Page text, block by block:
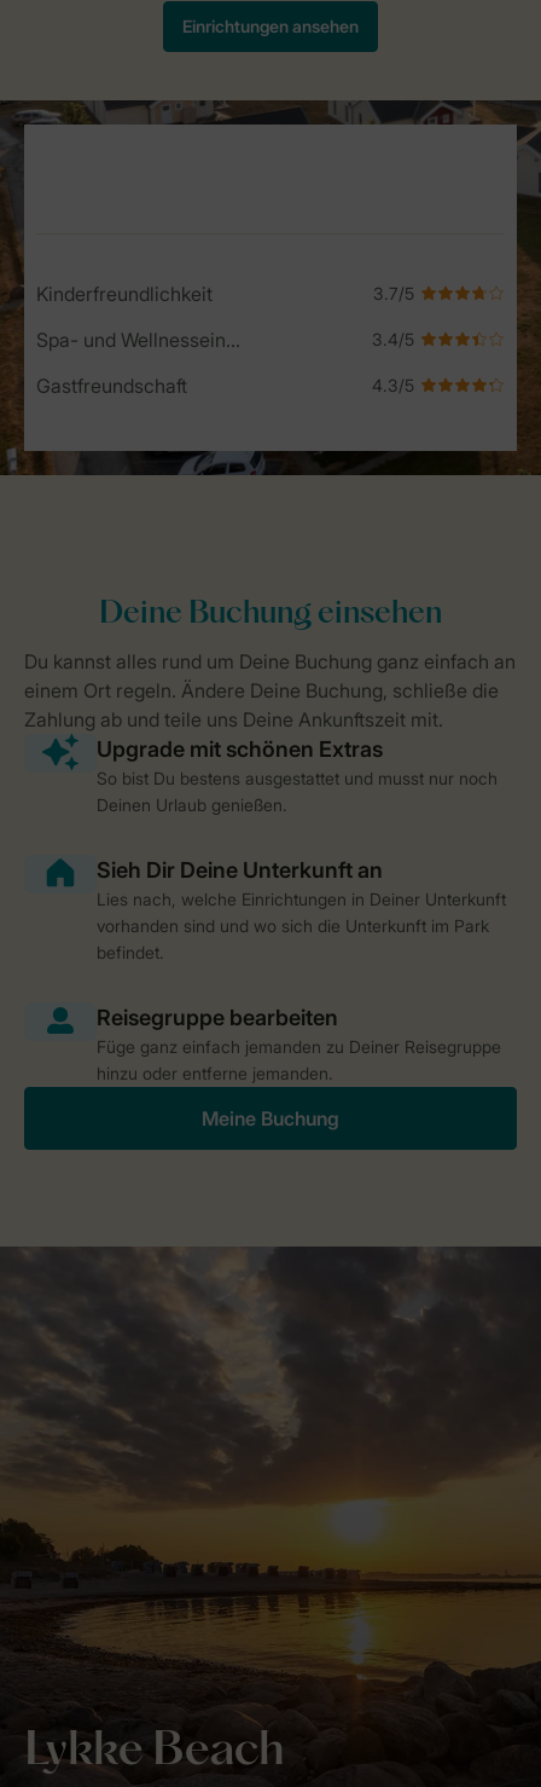
Kinderfreundlichkeit
Spa- und Wellnesseinrichtungen
Gastfreundschaft
So bist Du bestens ausgestattet und musst nur noch
Deinen Urlaub genießen.
Lies nach, welche Einrichtungen in Deiner Unterkunft
vorhanden sind und wo sich die Unterkunft im Park
befindet.
Füge ganz einfach jemanden zu Deiner Reisegruppe
hinzu oder entferne jemanden.
Meine Buchung
Lykke Beach